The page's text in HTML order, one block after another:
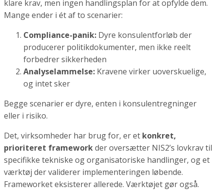
klare krav, men ingen handlingsplan for at opfylde dem.
Mange ender i ét af to scenarier:
Compliance-panik: Dyre konsulentforløb der
producerer politikdokumenter, men ikke reelt
forbedrer sikkerheden
Analyselammelse: Kravene virker uoverskuelige,
og intet sker
Begge scenarier er dyre, enten i konsulentregninger
eller i risiko.
Det, virksomheder har brug for, er et konkret,
prioriteret frameworkder oversætter NIS2’s lovkrav til
specifikke tekniske og organisatoriske handlinger, og et
værktøj der validerer implementeringen løbende.
Frameworket eksisterer allerede. Værktøjet gør også.